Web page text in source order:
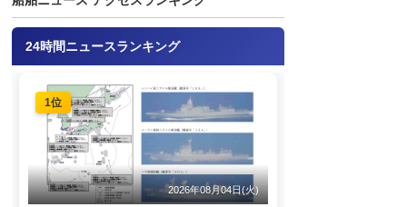
24時間ニュースランキング
1位
2026年08月04日(火)